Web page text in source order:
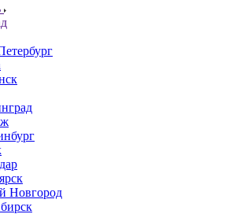
Новгород